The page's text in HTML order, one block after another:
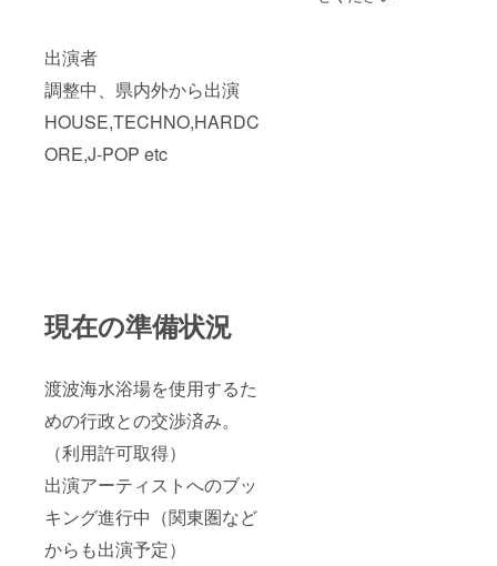
出演者
調整中、県内外から出演
HOUSE,TECHNO,HARDC
ORE,J-POP etc
現在の準備状況
渡波海水浴場を使用するた
めの行政との交渉済み。
（利用許可取得）
出演アーティストへのブッ
キング進行中（関東圏など
からも出演予定）